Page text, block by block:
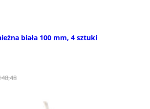
biała 100 mm, 4 sztuki